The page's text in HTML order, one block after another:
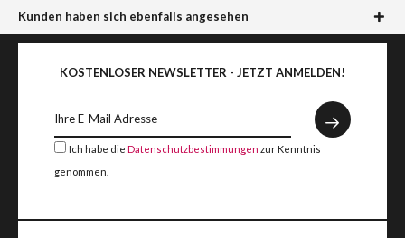
Kunden haben sich ebenfalls angesehen
KOSTENLOSER NEWSLETTER - JETZT ANMELDEN!
Ich habe die Datenschutzbestimmungen zur Kenntnis
genommen.